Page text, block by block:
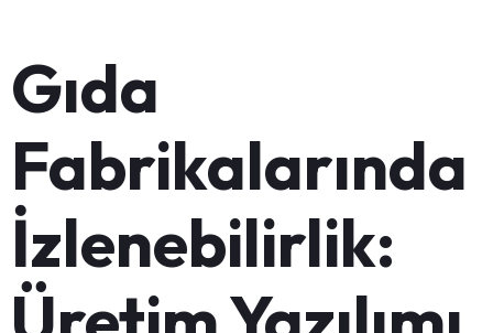
Gıda
Fabrikalarında
İzlenebilirlik: